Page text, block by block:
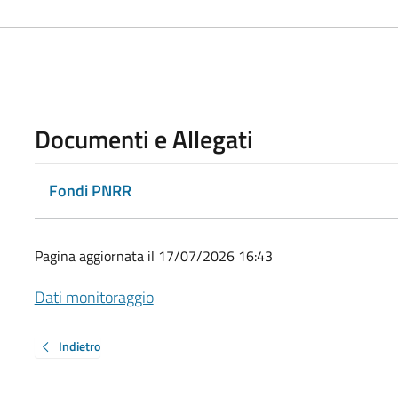
Documenti e Allegati
Fondi PNRR
Pagina aggiornata il 17/07/2026 16:43
Dati monitoraggio
Indietro